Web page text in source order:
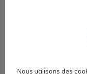
Nous utilisons des